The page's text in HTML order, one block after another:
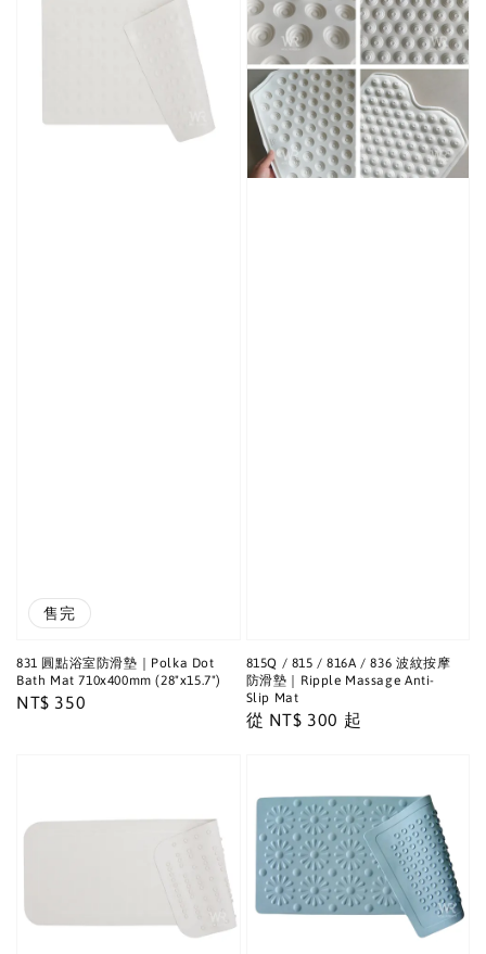
售完
831 圓點浴室防滑墊｜Polka Dot
Bath Mat 710x400mm (28"x15.7")
Regular
NT$ 350
815Q / 815 / 816A / 836 波紋按摩
防滑墊｜Ripple Massage Anti-
Slip Mat
Regular
從 NT$ 300 起